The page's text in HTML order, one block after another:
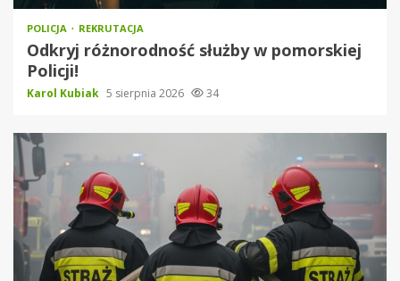
POLICJA REKRUTACJA
Odkryj różnorodność służby w pomorskiej
Policji!
Karol Kubiak 5 sierpnia 2026 34